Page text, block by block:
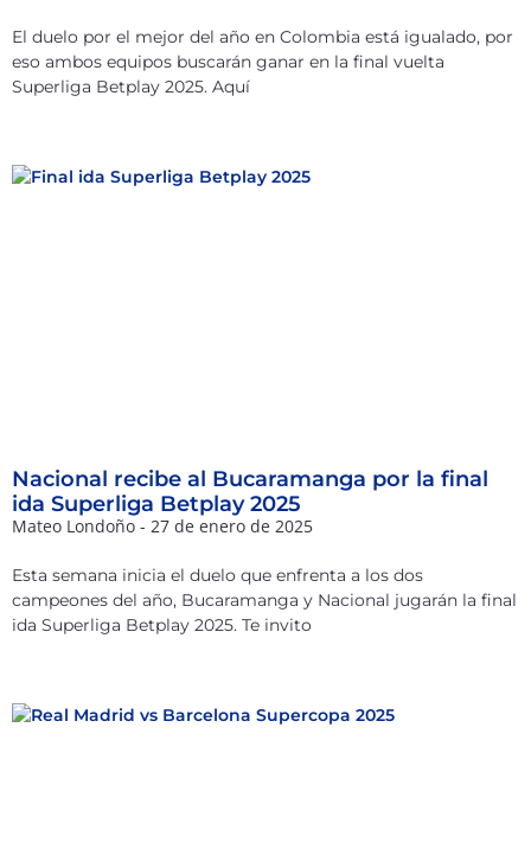
El duelo por el mejor del año en Colombia está igualado, por
eso ambos equipos buscarán ganar en la final vuelta
Superliga Betplay 2025. Aquí
Nacional recibe al Bucaramanga por la final
ida Superliga Betplay 2025
Mateo Londoño 27 de enero de 2025
Esta semana inicia el duelo que enfrenta a los dos
campeones del año, Bucaramanga y Nacional jugarán la final
ida Superliga Betplay 2025. Te invito